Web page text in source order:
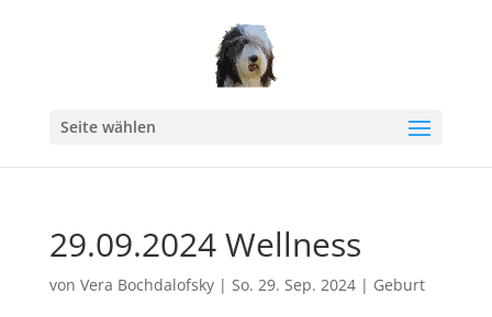
Seite wählen
29.09.2024 Wellness
von Vera Bochdalofsky| So. 29. Sep. 2024| Geburt